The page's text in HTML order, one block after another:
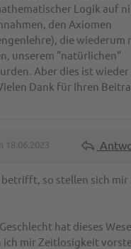
Logik auf
den Axiomen
die wiederum
unserem "natürlichen"
Aber dies ist wieder
Dank für Ihren
18.06.2023
so stellen sich mir
hat dieses
ich mir Zeitlosigkeit